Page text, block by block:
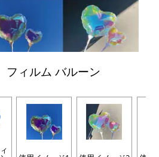
ィルム バルーン